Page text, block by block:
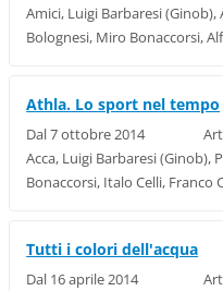
Amici, Luigi Barbaresi
Bolognesi, Miro Bonaccorsi,
Athla. Lo sport nel tempo
Dal 7 ottobre 2014
Acca, Luigi Barbaresi (Ginob),
Bonaccorsi, Italo Celli, Franco
Tutti i colori dell'acqua
Dal 16 aprile 2014